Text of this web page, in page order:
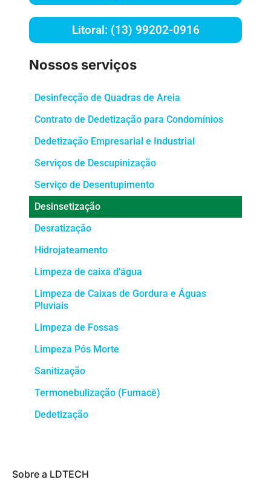
Litoral: (13) 99202-0916
Nossos serviços
Desinfecção de Quadras de Areia
Contrato de Dedetização para Condomínios
Dedetização Empresarial e Industrial
Serviços de Descupinização
Serviço de Desentupimento
Desinsetização
Desratização
Hidrojateamento
Limpeza de caixa d’água
Limpeza de Caixas de Gordura e Águas
Pluviais
Limpeza de Fossas
Limpeza Pós Morte
Sanitização
Termonebulização (Fumacê)
Dedetização
Sobre a LDTECH